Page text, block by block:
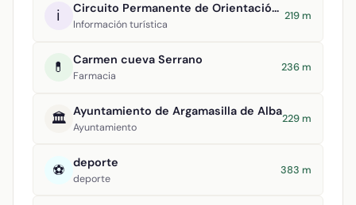
ℹ️ Circuito Permanente de Orientación Argamasilla de Alba
Información turística
219 m
💊 Carmen cueva Serrano
Farmacia
236 m
🏛️ Ayuntamiento de Argamasilla de Alba
Ayuntamiento
229 m
⚽ deporte
deporte
383 m